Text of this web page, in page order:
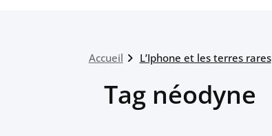
Accueil L’Iphone et les terres rares
Tag néodyne